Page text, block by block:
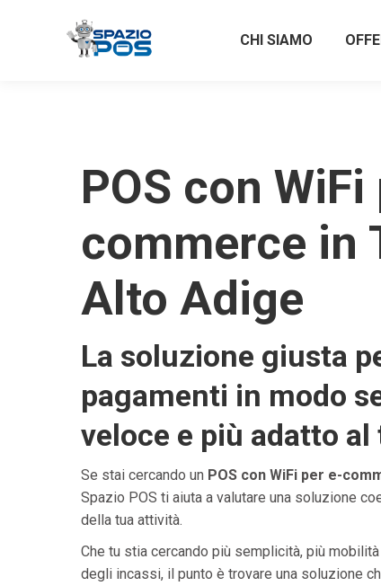
CHI SIAMO
POS con WiFi
commerce in
Alto Adige
La soluzione giusta
pagamenti in modo
veloce e più adatto al
Se stai cercando un POS con WiFi per e-
Spazio POS ti aiuta a valutare una soluzione
della tua attività.
Che tu stia cercando più semplicità, più
degli incassi, il punto è trovare una soluzione